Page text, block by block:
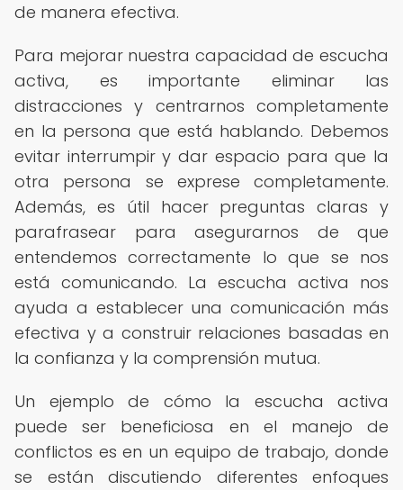
de manera efectiva.
Para mejorar nuestra capacidad de escucha
activa, es importante eliminar las
distracciones y centrarnos completamente
en la persona que está hablando. Debemos
evitar interrumpir y dar espacio para que la
otra persona se exprese completamente.
Además, es útil hacer preguntas claras y
parafrasear para asegurarnos de que
entendemos correctamente lo que se nos
está comunicando. La escucha activa nos
ayuda a establecer una comunicación más
efectiva y a construir relaciones basadas en
la confianza y la comprensión mutua.
Un ejemplo de cómo la escucha activa
puede ser beneficiosa en el manejo de
conflictos es en un equipo de trabajo, donde
se están discutiendo diferentes enfoques